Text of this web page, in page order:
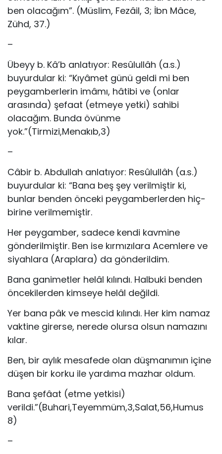
ben olacağım”. (Müslim, Fezâil, 3; İbn Mâce,
Zühd, 37.)
–
Übeyy b. Kâ’b anlatıyor: Resûlullâh (a.s.)
buyurdular ki: “Kıyâmet günü geldi mi ben
peygamberlerin imâmı, hâtibi ve (onlar
arasında) şefaat (etmeye yetki) sahibi
olacağım. Bunda övünme
yok.”(Tirmizi,Menakıb,3)
–
Câbir b. Abdullah anlatıyor: Resûlullâh (a.s.)
buyurdular ki: “Ba­na beş şey verilmiştir ki,
bunlar benden önceki peygamberlerden hiç­
birine verilmemiştir.
Her peygamber, sadece kendi kavmine
gönderilmiştir. Ben ise kırmızılara Acemlere ve
siyahlara (Araplara) da gönderildim.
Bana ganimetler helâl kılındı. Halbuki benden
öncekilerden kim­seye helâl değildi.
Yer bana pâk ve mescid kılındı. Her kim namaz
vaktine girerse, nerede olursa olsun namazını
kılar.
Ben, bir aylık mesafede olan düşmanımın içine
düşen bir korku ile yardıma mazhar oldum.
Bana şefâat (etme yetkisi)
verildi.”(Buhari,Teyemmüm,3,Salat,56,Humus
8)
–